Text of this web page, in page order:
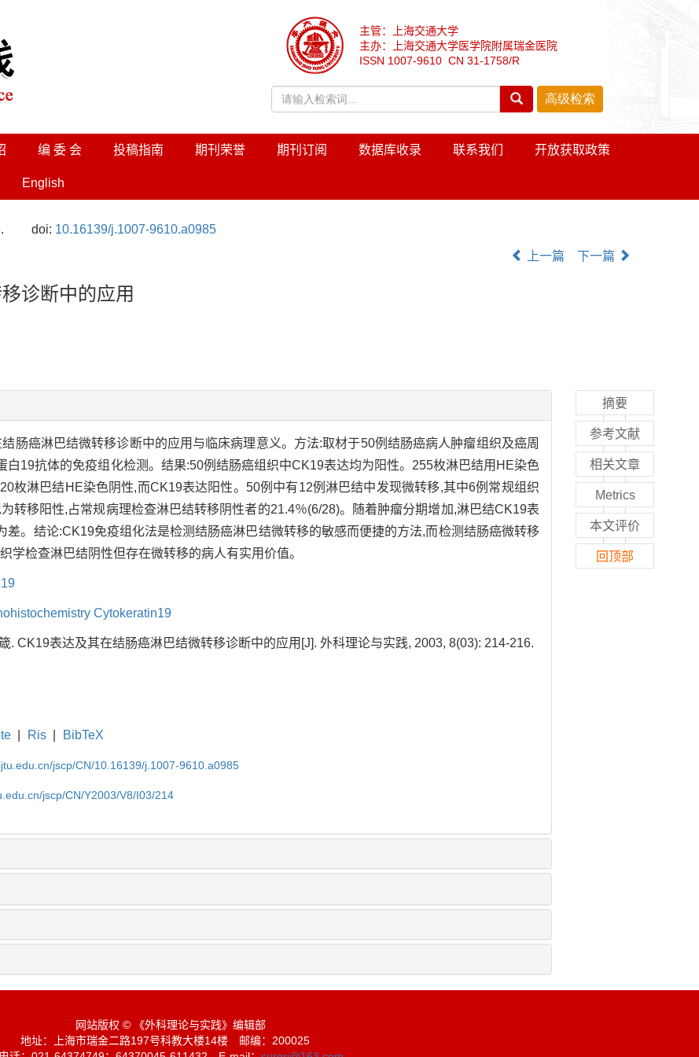
主管：上海交通大学
主办：上海交通大学医学院附属瑞金医院
ISSN 1007-9610 CN 31-1758/R
编 委 会 投稿指南 期刊荣誉 期刊订阅 数据库收录 联系我们 开放获取政策
English
doi: 10.16139/j.1007-9610.a0985
上一篇 下一篇
诊断中的应用
肠癌淋巴结微转移诊断中的应用与临床病理意义。方法:取材于50例结肠癌病人肿瘤组织及癌周
白19抗体的免疫组化检测。结果:50例结肠癌组织中CK19表达均为阳性。255枚淋巴结用HE染色
枚淋巴结HE染色阴性,而CK19表达阳性。50例中有12例淋巴结中发现微转移,其中6例常规组织
转移阳性,占常规病理检查淋巴结转移阴性者的21.4％(6/28)。随着肿瘤分期增加,淋巴结CK19表
。结论:CK19免疫组化法是检测结肠癌淋巴结微转移的敏感而便捷的方法,而检测结肠癌微转移
学检查淋巴结阴性但存在微转移的病人有实用价值。
Cytokeratin19
. CK19表达及其在结肠癌淋巴结微转移诊断中的应用[J]. 外科理论与实践, 2003, 8(03): 214-216.
Ris BibTeX
jscp/CN/10.16139/j.1007-9610.a0985
jscp/CN/Y2003/V8/I03/214
摘要
参考文献
相关文章
Metrics
本文评价
回顶部
网站版权 © 《外科理论与实践》编辑部
地址：上海市瑞金二路197号科教大楼14楼 邮编：200025